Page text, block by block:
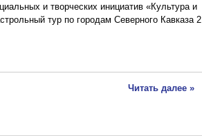
и творческих инициатив «Культура и
тур по городам Северного Кавказа 2
Читать далее »